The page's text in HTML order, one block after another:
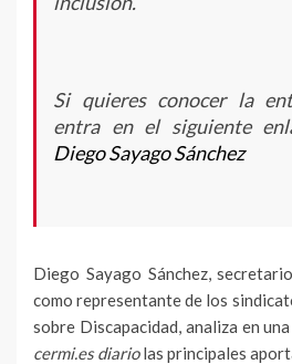
Si quieres conocer la
entra en el siguiente
Diego Sayago Sánchez
Diego Sayago Sánchez,
como representante de los
sobre Discapacidad, analiza en
cermi.es diariolas principales